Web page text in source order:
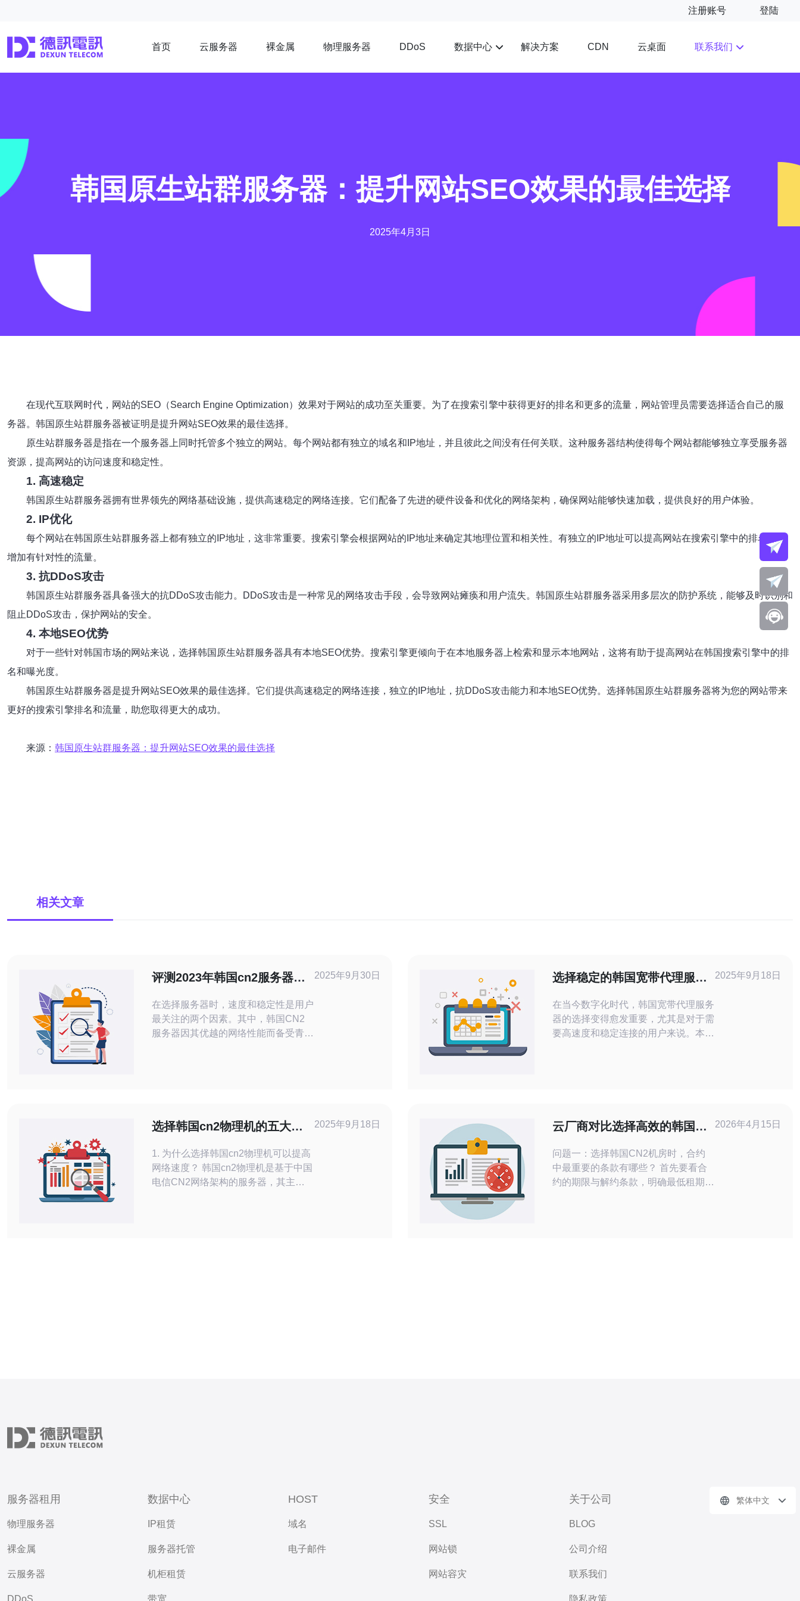
注册账号 登陆
首页 云服务器 裸金属 物理服务器 DDoS 数据中心 解决方案 CDN 云桌面 联系我们
韩国原生站群服务器：提升网站SEO效果的最佳选择
2025年4月3日
在现代互联网时代，网站的SEO（Search Engine Optimization）效果对于网站的成功至关重要。为了在搜索引擎中获得更好的排名和更多的流量，网站管理员需要选择适合自己的服
务器。韩国原生站群服务器被证明是提升网站SEO效果的最佳选择。
原生站群服务器是指在一个服务器上同时托管多个独立的网站。每个网站都有独立的域名和IP地址，并且彼此之间没有任何关联。这种服务器结构使得每个网站都能够独立享受服务器
资源，提高网站的访问速度和稳定性。
1. 高速稳定
韩国原生站群服务器拥有世界领先的网络基础设施，提供高速稳定的网络连接。它们配备了先进的硬件设备和优化的网络架构，确保网站能够快速加载，提供良好的用户体验。
2. IP优化
每个网站在韩国原生站群服务器上都有独立的IP地址，这非常重要。搜索引擎会根据网站的IP地址来确定其地理位置和相关性。有独立的IP地址可以提高网站在搜索引擎中的排名，并
增加有针对性的流量。
3. 抗DDoS攻击
韩国原生站群服务器具备强大的抗DDoS攻击能力。DDoS攻击是一种常见的网络攻击手段，会导致网站瘫痪和用户流失。韩国原生站群服务器采用多层次的防护系统，能够及时识别和
阻止DDoS攻击，保护网站的安全。
4. 本地SEO优势
对于一些针对韩国市场的网站来说，选择韩国原生站群服务器具有本地SEO优势。搜索引擎更倾向于在本地服务器上检索和显示本地网站，这将有助于提高网站在韩国搜索引擎中的排
名和曝光度。
韩国原生站群服务器是提升网站SEO效果的最佳选择。它们提供高速稳定的网络连接，独立的IP地址，抗DDoS攻击能力和本地SEO优势。选择韩国原生站群服务器将为您的网站带来
更好的搜索引擎排名和流量，助您取得更大的成功。
来源： 韩国原生站群服务器：提升网站SEO效果的最佳选择
相关文章
评测2023年韩国cn2服务器排
在选择服务器时，速度和稳定性是用户
最关注的两个因素。其中，韩国CN2
服务器因其优越的网络性能而备受青
什么是CN2服务器？ CN2（China
Next Generati
2025年9月30日
选择稳定的韩国宽带代理服务
在当今数字化时代，韩国宽带代理服务
器的选择变得愈发重要，尤其是对于需
要高速度和稳定连接的用户来说。本文
之前，首先需要了解什么是代理服务
器。代理服务器是一个中介，允许用户
2025年9月18日
选择韩国cn2物理机的五大理
1. 为什么选择韩国cn2物理机可以提高
网络速度？ 韩国cn2物理机是基于中国
电信CN2网络架构的服务器，其主要
2025年9月18日
云厂商对比选择高效的韩国
问题一：选择韩国CN2机房时，合约
中最重要的条款有哪些？ 首先要看合
约的期限与解约条款，明确最低租期、
2026年4月15日
服务器租用
物理服务器
裸金属
云服务器
DDoS
数据中心
IP租赁
服务器托管
机柜租赁
带宽
HOST
域名
电子邮件
安全
SSL
网站锁
网站容灾
关于公司
BLOG
公司介绍
联系我们
隐私政策
繁体中文